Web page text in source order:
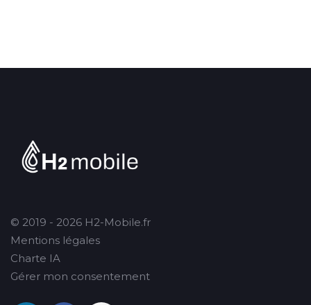
© 2019 - 2026 H2-Mobile.fr
Mentions légales
Charte IA
Gérer mon consentement